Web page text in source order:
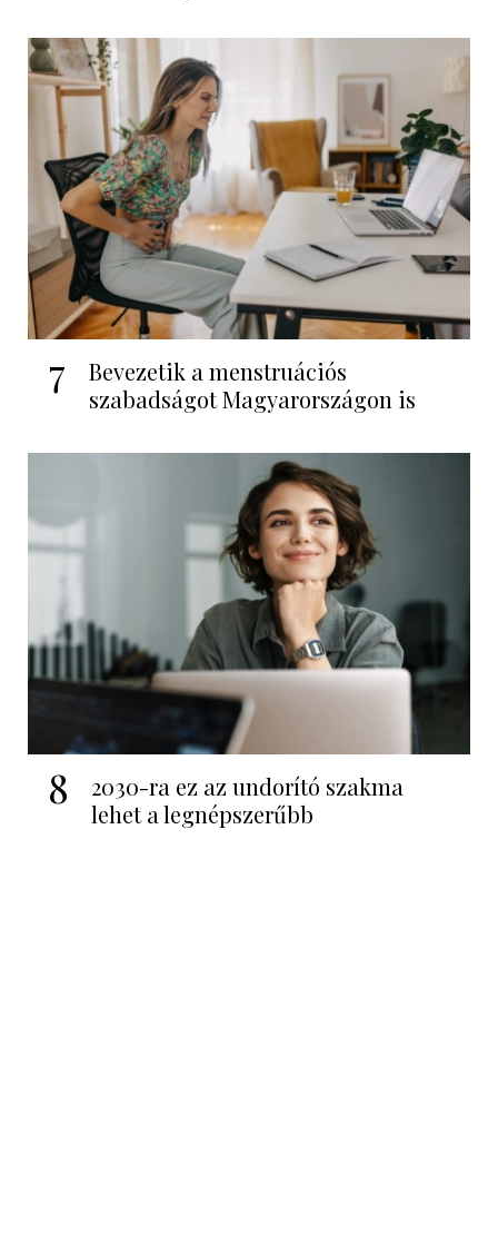
7
Bevezetik a menstruációs
szabadságot Magyarországon is
8
2030-ra ez az undorító szakma
lehet a legnépszerűbb